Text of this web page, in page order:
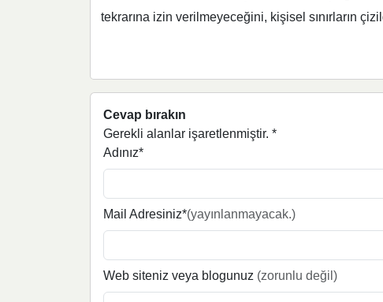
tekrarına izin verilmeyeceğini, kişisel sınırların
Cevap bırakın
Gerekli alanlar işaretlenmiştir. *
Adınız*
Mail Adresiniz*(yayınlanmayacak.)
Web siteniz veya blogunuz (zorunlu değil)